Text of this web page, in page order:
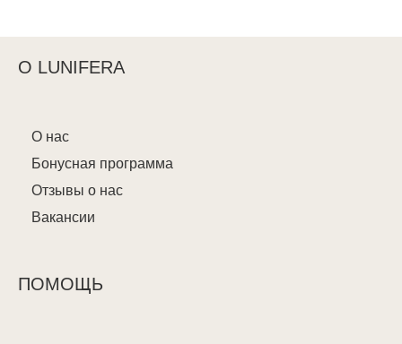
О LUNIFERA
О нас
Бонусная программа
Отзывы о нас
Вакансии
ПОМОЩЬ